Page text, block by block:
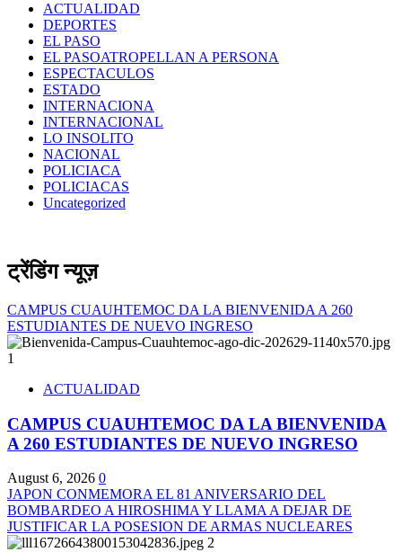
ACTUALIDAD
DEPORTES
EL PASO
EL PASOATROPELLAN A PERSONA
ESPECTACULOS
ESTADO
INTERNACIONA
INTERNACIONAL
LO INSOLITO
NACIONAL
POLICIACA
POLICIACAS
Uncategorized
ट्रेंडिंग न्यूज़
CAMPUS CUAUHTEMOC DA LA BIENVENIDA A 260
ESTUDIANTES DE NUEVO INGRESO
1
ACTUALIDAD
CAMPUS CUAUHTEMOC DA LA BIENVENIDA
A 260 ESTUDIANTES DE NUEVO INGRESO
August 6, 2026 0
JAPON CONMEMORA EL 81 ANIVERSARIO DEL
BOMBARDEO A HIROSHIMA Y LLAMA A DEJAR DE
JUSTIFICAR LA POSESION DE ARMAS NUCLEARES
2